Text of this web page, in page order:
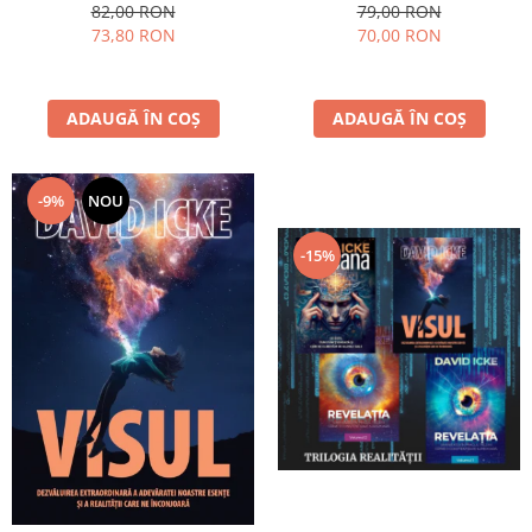
82,00 RON
73,80 RON
ADAUGĂ ÎN COȘ
79,00 RON
70,00 RON
ADAUGĂ ÎN COȘ
-9% NOU
-15%